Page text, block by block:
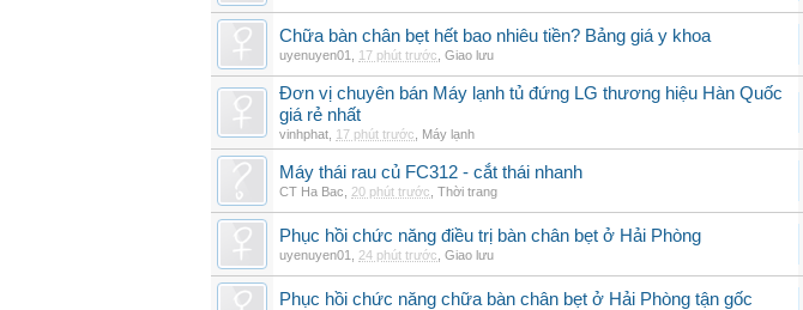
Chữa bàn chân bẹt hết bao nhiêu tiền? Bảng giá y khoa
uyenuyen01 17 phút trước Giao lưu
Đơn vị chuyên bán Máy lạnh tủ đứng LG thương hiệu Hàn Quốc
giá rẻ nhất
vinhphat 17 phút trước Máy lạnh
Máy thái rau củ FC312 - cắt thái nhanh
CT Ha Bac 20 phút trước Thời trang
Phục hồi chức năng điều trị bàn chân bẹt ở Hải Phòng
uyenuyen01 24 phút trước Giao lưu
Phục hồi chức năng chữa bàn chân bẹt ở Hải Phòng tận gốc